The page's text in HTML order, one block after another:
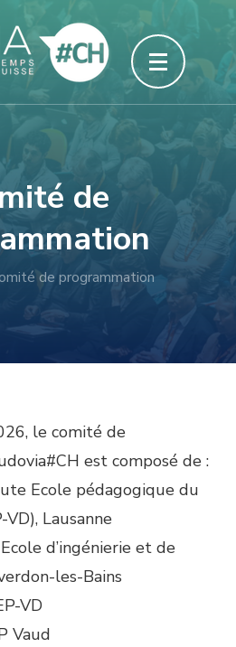
de
de programmation
le comité de
est composé de :
Ecole pédagogique du
Lausanne
d’ingénierie et de
les-Bains
VD
Vaud